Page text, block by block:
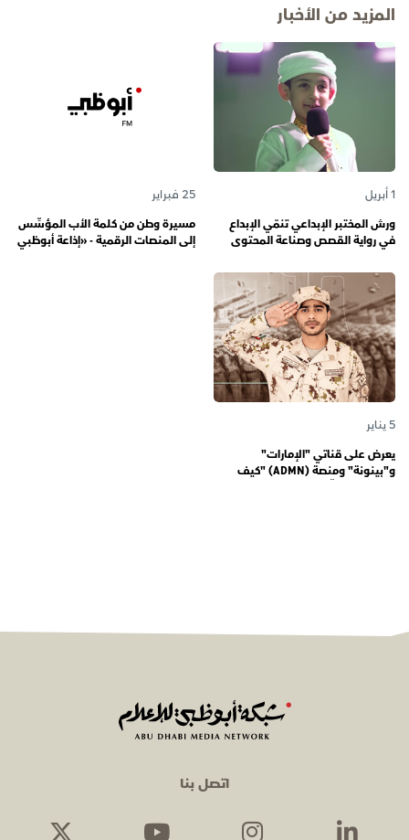
المزيد من الأخبار
1 أبريل
ورش المختبر الإبداعي تنمّي الإبداع
في رواية القصص وصناعة المحتوى
الصغار
25 فبراير
مسيرة وطن من كلمة الأب المؤسِّس
إلى المنصات الرقمية - «إذاعة أبوظبي
5 يناير
يعرض على قناتي "الإمارات"
و"بينونة" ومنصة (ADMN) "كيف
اتصل بنا